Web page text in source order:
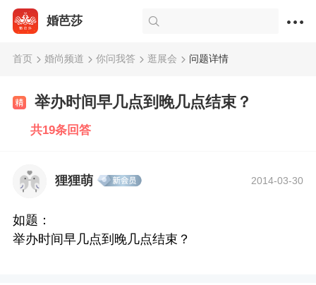
婚芭莎
首页 婚尚频道 你问我答 逛展会 问题详情
举办时间早几点到晚几点结束？
共19条回答
狸狸萌 2014-03-30
如题：
举办时间早几点到晚几点结束？